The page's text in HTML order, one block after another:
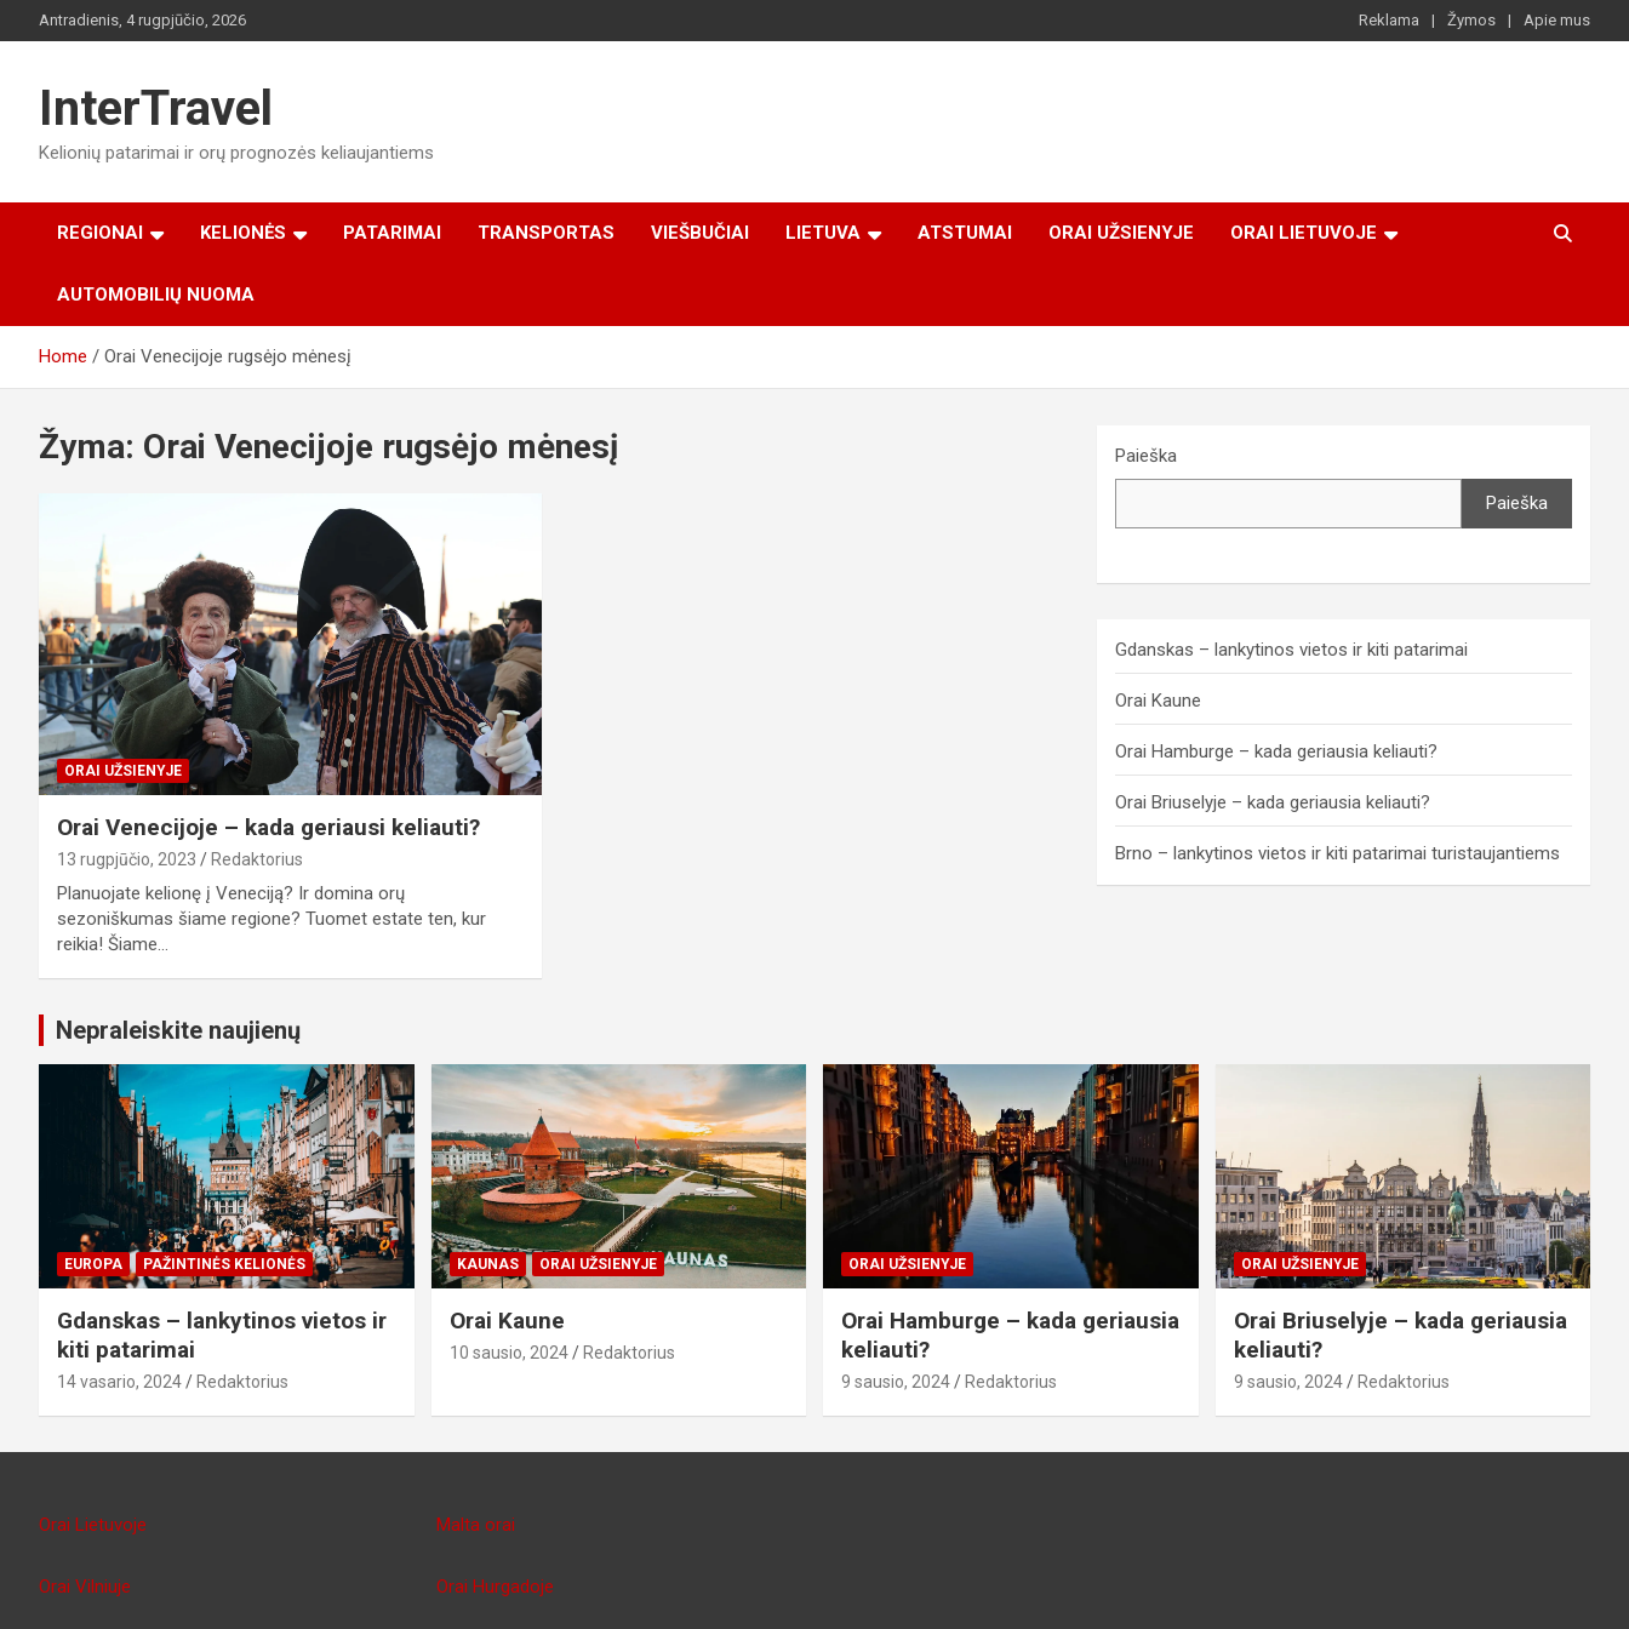
to
Antradienis, 4 rugpjūčio, 2026 Reklama Žymos Apie mus
InterTravel
Kelionių patarimai ir orų prognozės keliaujantiems
REGIONAI KELIONĖS PATARIMAI TRANSPORTAS VIEŠBUČIAI LIETUVA ATSTUMAI ORAI UŽSIENYJE ORAI LIETUVOJE
AUTOMOBILIŲ NUOMA
Home Orai Venecijoje rugsėjo mėnesį
Žyma: Orai Venecijoje rugsėjo mėnesį
ORAI UŽSIENYJE
Orai Venecijoje – kada geriausi keliauti?
13 rugpjūčio, 2023 Redaktorius
Planuojate kelionę į Veneciją? Ir domina orų
sezoniškumas šiame regione? Tuomet estate ten, kur
reikia! Šiame…
Paieška
Paieška
Gdanskas – lankytinos vietos ir kiti patarimai
Orai Kaune
Orai Hamburge – kada geriausia keliauti?
Orai Briuselyje – kada geriausia keliauti?
Brno – lankytinos vietos ir kiti patarimai turistaujantiems
Nepraleiskite naujienų
EUROPA PAŽINTINĖS KELIONĖS
Gdanskas – lankytinos vietos ir
kiti patarimai
14 vasario, 2024 Redaktorius
KAUNAS ORAI UŽSIENYJE
Orai Kaune
10 sausio, 2024 Redaktorius
ORAI UŽSIENYJE
Orai Hamburge – kada geriausia
keliauti?
9 sausio, 2024 Redaktorius
ORAI UŽSIENYJE
Orai Briuselyje – kada geriausia
keliauti?
9 sausio, 2024 Redaktorius
Orai Lietuvoje
Orai Vilniuje
Malta orai
Orai Hurgadoje